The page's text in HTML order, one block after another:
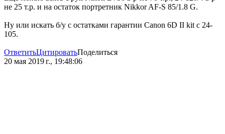
не 25 т.р. и на остаток портретник Nikkor AF-S 85/1.8 G.
Ну или искать б/у с остатками гарантии Canon 6D II kit с 24-
105.
ОтветитьЦитироватьПоделиться
20 мая 2019 г., 19:48:06